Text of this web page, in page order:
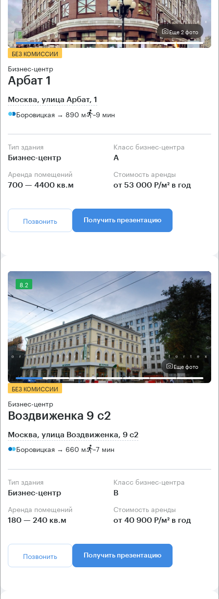
Еще 2 фото
БЕЗ КОМИССИИ
Бизнес-центр
Арбат 1
Москва, улица Арбат, 1
Боровицкая → 890 м ~9 мин
Тип здания
Бизнес-центр
Класс бизнес-центра
А
Аренда помещений
700 — 4400 кв.м
Стоимость аренды
от 53 000 Р/м² в год
Позвонить Получить презентацию
8.2
Еще фото
БЕЗ КОМИССИИ
Бизнес-центр
Воздвиженка 9 с2
Москва, улица Воздвиженка, 9 с2
Боровицкая → 660 м ~7 мин
Тип здания
Бизнес-центр
Класс бизнес-центра
B
Аренда помещений
180 — 240 кв.м
Стоимость аренды
от 40 900 Р/м² в год
Позвонить Получить презентацию